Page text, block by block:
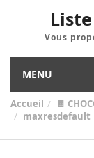
Vous
MENU
Accueil
🍫
maxresdefault